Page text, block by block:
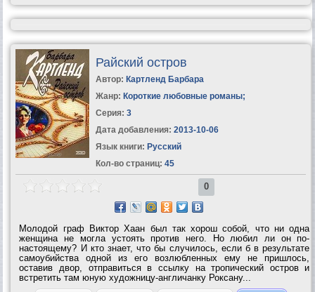
Райский остров
Автор: Картленд Барбара
Жанр: Короткие любовные романы;
Серия: 3
Дата добавления: 2013-10-06
Язык книги: Русский
Кол-во страниц: 45
0
Молодой граф Виктор Хаан был так хорош собой, что ни одна
женщина не могла устоять против него. Но любил ли он по-
настоящему? И кто знает, что бы случилось, если б в результате
самоубийства одной из его возлюбленных ему не пришлось,
оставив двор, отправиться в ссылку на тропический остров и
встретить там юную художницу-англичанку Роксану...